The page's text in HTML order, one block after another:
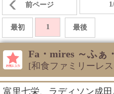
前ページ
最初 1 最後
Fa・mires ～ふぁ
[和食ファミリーレ
富里七栄、ラディソン成